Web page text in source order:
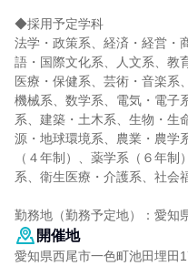
◆採用予定学科
法学・政策系、経済・経営・
語・国際文化系、人文系、教
医療・保健系、芸術・音楽系
機械系、数学系、電気・電子
系、建築・土木系、生物・生
源・地球環境系、農業・農学
（４年制）、薬学系（６年
系、衛生医療・介護系、社会
勤務地（勤務予定地）：愛知
開催地
愛知県西尾市一色町池田埋田